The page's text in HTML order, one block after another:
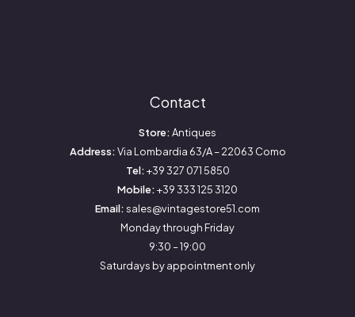
Contact
Store:Antiques
Address:Via Lombardia 63/A – 22063 Como
Tel:+39 327 071 5850
Mobile:+39 333 125 3120
Email:sales@vintagestore51.com
Monday through Friday
9:30 – 19:00
Saturdays by appointment only